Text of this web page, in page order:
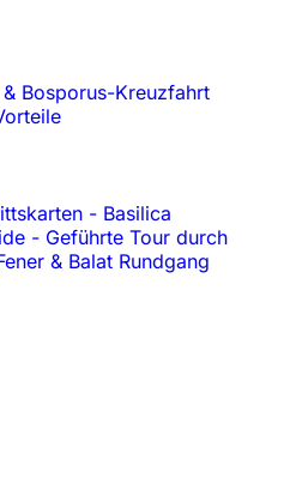
Bosporus-Kreuzfahrt
- Basilica
- Geführte Tour durch
& Balat Rundgang